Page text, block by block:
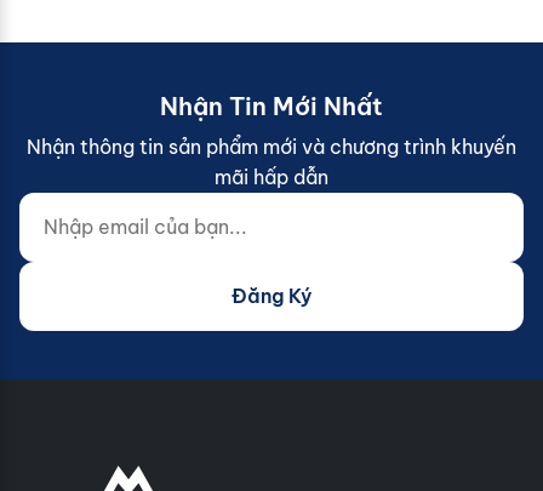
Nhận Tin Mới Nhất
Nhận thông tin sản phẩm mới và chương trình khuyến
mãi hấp dẫn
Nhập email của bạn...
Website (do not fill)
Đăng Ký